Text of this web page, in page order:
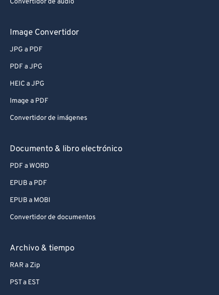
Convertidor de audio
Image Convertidor
JPG a PDF
PDF a JPG
HEIC a JPG
Image a PDF
Convertidor de imágenes
Documento & libro electrónico
PDF a WORD
EPUB a PDF
EPUB a MOBI
Convertidor de documentos
Archivo & tiempo
RAR a Zip
PST a EST